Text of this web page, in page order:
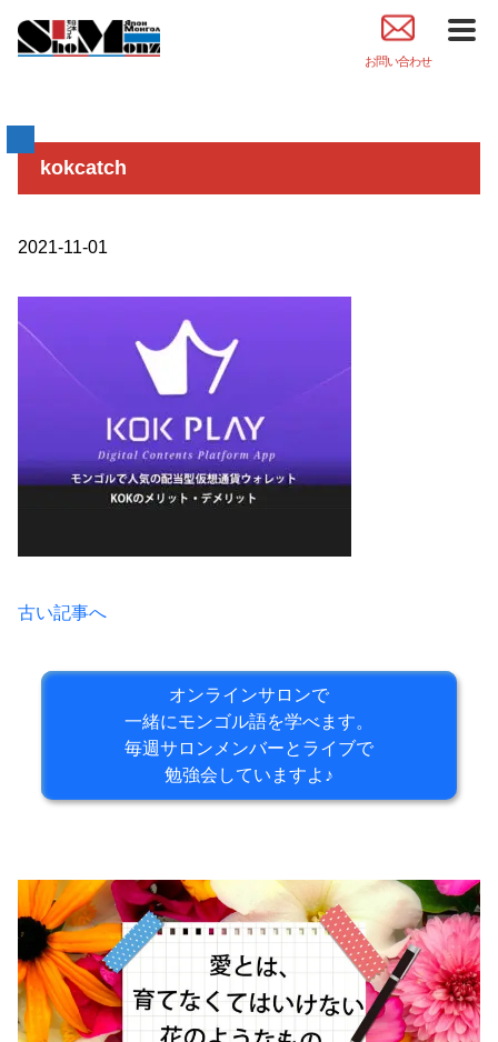
お問い合わせ
kokcatch
2021-11-01
古い記事へ
オンラインサロンで
一緒にモンゴル語を学べます。
毎週サロンメンバーとライブで
勉強会していますよ♪